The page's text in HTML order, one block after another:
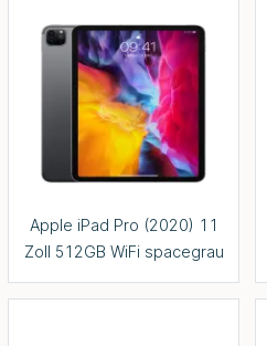
Apple iPad Pro (2020) 11
Zoll 512GB WiFi spacegrau